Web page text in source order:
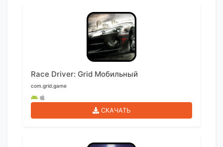
Race Driver: Grid Мобильный
com.grid.game
СКАЧАТЬ